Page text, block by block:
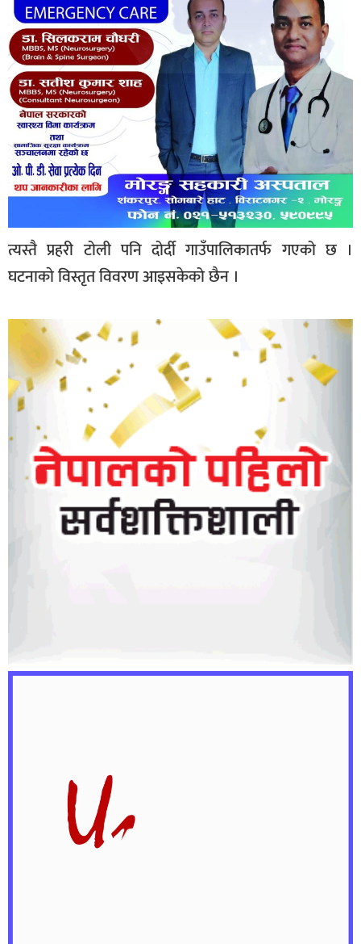
त्यस्तै प्रहरी टोली पनि दोर्दी गाउँपालिकातर्फ गएको छ ।
घटनाकाे विस्तृत विवरण आइसकेको छैन ।